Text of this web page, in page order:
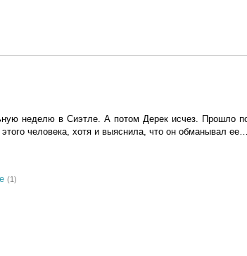
неделю в Сиэтле. А потом Дерек исчез. Прошло
человека, хотя и выяснила, что он обманывал ее…
(1)